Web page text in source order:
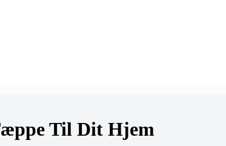
Til Dit Hjem